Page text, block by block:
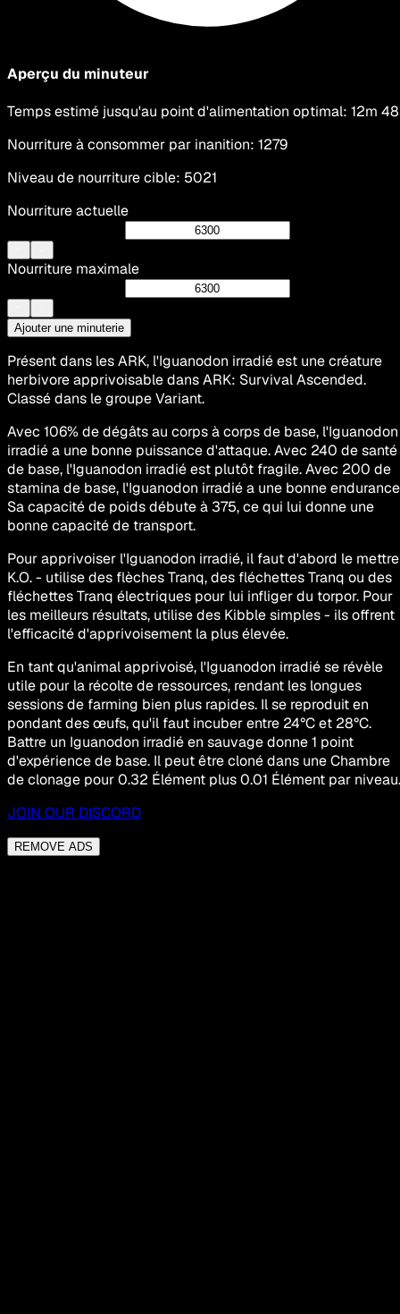
Aperçu du minuteur
Temps estimé jusqu'au point d'alimentation optimal: 12m
Nourriture à consommer par inanition: 1279
Niveau de nourriture cible: 5021
Nourriture actuelle
Nourriture maximale
Ajouter une minuterie
Présent dans les ARK, l'Iguanodon irradié est une créature
herbivore apprivoisable dans ARK: Survival Ascended.
Classé dans le groupe Variant.
Avec 106% de dégâts au corps à corps de base, l'Iguanodon
irradié a une bonne puissance d'attaque. Avec 240 de santé
de base, l'Iguanodon irradié est plutôt fragile. Avec 200 de
stamina de base, l'Iguanodon irradié a une bonne
Sa capacité de poids débute à 375, ce qui lui donne une
bonne capacité de transport.
Pour apprivoiser l'Iguanodon irradié, il faut d'abord le mettre
K.O. - utilise des flèches Tranq, des fléchettes Tranq ou des
fléchettes Tranq électriques pour lui infliger du torpor. Pour
les meilleurs résultats, utilise des Kibble simples - ils offrent
l'efficacité d'apprivoisement la plus élevée.
En tant qu'animal apprivoisé, l'Iguanodon irradié se révèle
utile pour la récolte de ressources, rendant les longues
sessions de farming bien plus rapides. Il se reproduit en
pondant des œufs, qu'il faut incuber entre 24°C et 28°C.
Battre un Iguanodon irradié en sauvage donne 1 point
d'expérience de base. Il peut être cloné dans une Chambre
de clonage pour 0.32 Élément plus 0.01 Élément par niveau.
JOIN OUR DISCORD
REMOVE ADS